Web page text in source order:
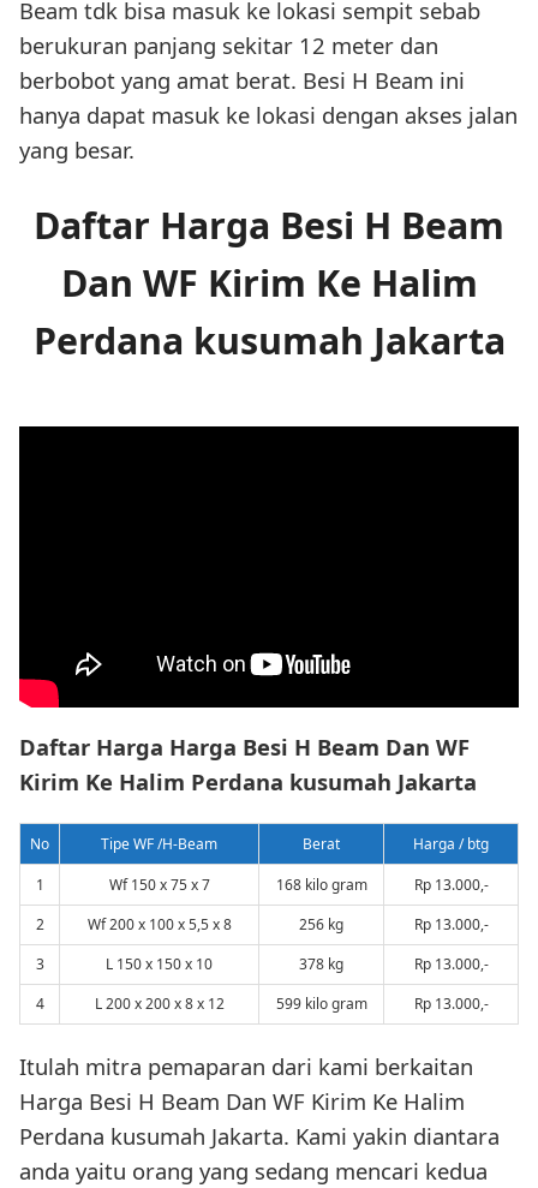
Beam tdk bisa masuk ke lokasi sempit sebab
berukuran panjang sekitar 12 meter dan
berbobot yang amat berat. Besi H Beam ini
hanya dapat masuk ke lokasi dengan akses jalan
yang besar.
Daftar Harga Besi H Beam
Dan WF Kirim Ke Halim
Perdana kusumah Jakarta
Daftar Harga Harga Besi H Beam Dan WF
Kirim Ke Halim Perdana kusumah Jakarta
No Tipe WF /H-Beam Berat
Harga / btg
1
Wf 150 x 75 x 7 168 kilo gram
Rp 13.000,-
2
Wf 200 x 100 x 5,5 x 8 256 kg
Rp 13.000,-
3
L 150 x 150 x 10 378 kg
Rp 13.000,-
4
L 200 x 200 x 8 x 12 599 kilo gram Rp 13.000,-
Itulah mitra pemaparan dari kami berkaitan
Harga Besi H Beam Dan WF Kirim Ke Halim
Perdana kusumah Jakarta. Kami yakin diantara
anda yaitu orang yang sedang mencari kedua